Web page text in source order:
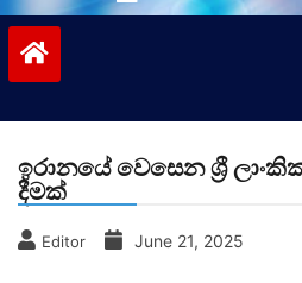
ඉරානයේ වෙසෙන ශ්‍රී
දීමක්
Editor June 21, 2025